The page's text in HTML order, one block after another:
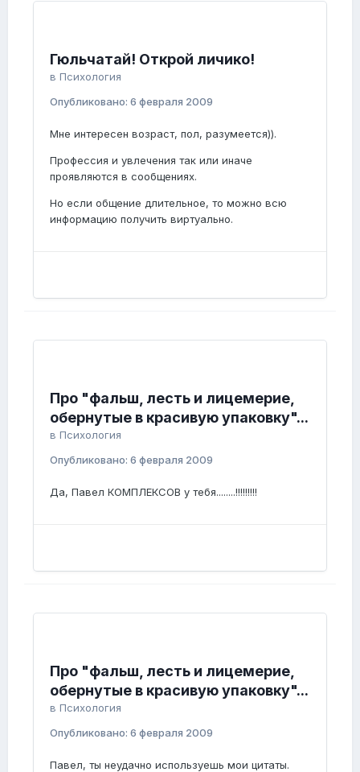
Гюльчатай! Открой личико!
в Психология
Опубликовано: 6 февраля 2009
Мне интересен возраст, пол, разумеется)).
Профессия и увлечения так или иначе
проявляются в сообщениях.
Но если общение длительное, то можно всю
информацию получить виртуально.
Про "фальш, лесть и лицемерие,
обернутые в красивую упаковку"...
в Психология
Опубликовано: 6 февраля 2009
Да, Павел КОМПЛЕКСОВ у тебя........!!!!!!!!!
Про "фальш, лесть и лицемерие,
обернутые в красивую упаковку"...
в Психология
Опубликовано: 6 февраля 2009
Павел, ты неудачно используешь мои цитаты.